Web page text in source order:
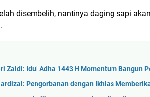
disembelih, nantinya daging sapi
Zaldi: Idul Adha 1443 H Momentum Bangun
Pengorbanan dengan Ikhlas